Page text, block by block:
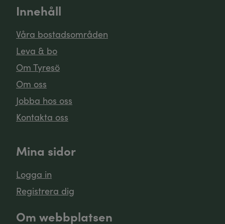
Innehåll
Våra bostadsområden
Leva & bo
Om Tyresö
Om oss
Jobba hos oss
Kontakta oss
Mina sidor
Logga in
Registrera dig
Om webbplatsen